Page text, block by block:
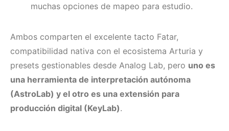
muchas opciones de mapeo para estudio.
Ambos comparten el excelente tacto Fatar,
compatibilidad nativa con el ecosistema Arturia y
presets gestionables desde Analog Lab, pero uno es
una herramienta de interpretación autónoma
(AstroLab) y el otro es una extensión para
producción digital (KeyLab).